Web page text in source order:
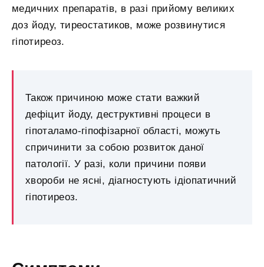
медичних препаратів, в разі прийому великих
доз йоду, тиреостатиков, може розвинутися
гіпотиреоз.
Також причиною може стати важкий
дефіцит йоду, деструктивні процеси в
гіпоталамо-гіпофізарної області, можуть
спричинити за собою розвиток даної
патології. У разі, коли причини появи
хвороби не ясні, діагностують ідіопатичний
гіпотиреоз.